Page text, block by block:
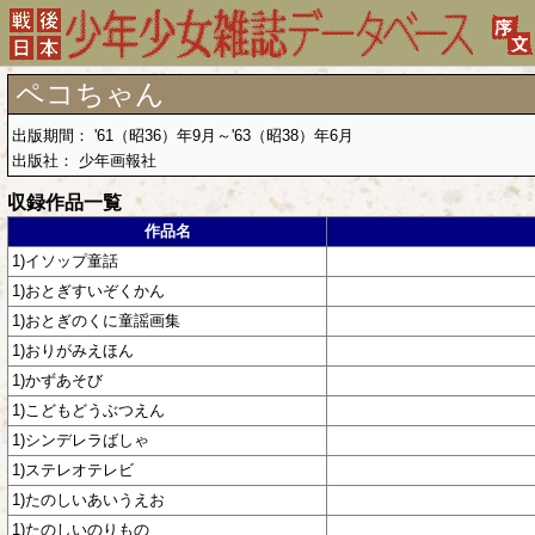
ペコちゃん
出版期間： '61（昭36）年9月～'63（昭38）年6月
出版社： 少年画報社
収録作品一覧
作品名
1)イソップ童話
1)おとぎすいぞくかん
1)おとぎのくに童謡画集
1)おりがみえほん
1)かずあそび
1)こどもどうぶつえん
1)シンデレラばしゃ
1)ステレオテレビ
1)たのしいあいうえお
1)たのしいのりもの